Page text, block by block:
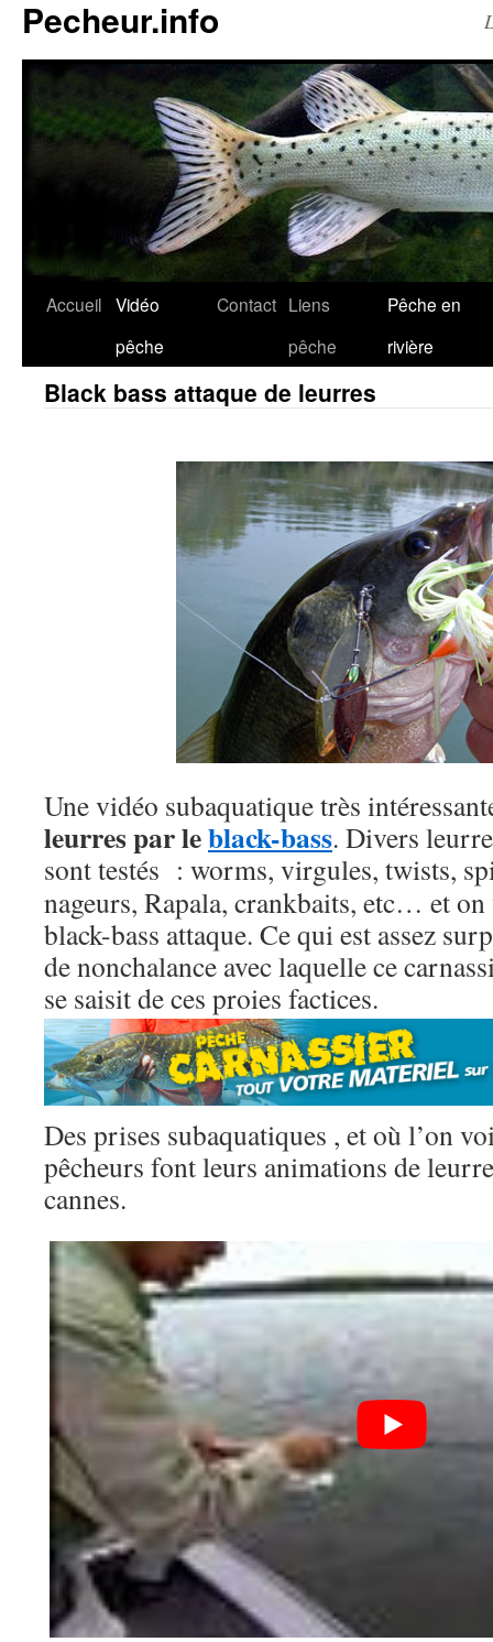
Pecheur.info
Accueil Vidéo
pêche
Contact Liens
pêche
Pêche en
rivière
Black bass attaque de leurres
Une vidéo subaquatique très
leurres par leblack-bass. Divers
sont testés : worms, virgules, twists,
nageurs, Rapala, crankbaits, etc… et
black-bass attaque. Ce qui est assez
de nonchalance avec laquelle ce
se saisit de ces proies factices.
Des prises subaquatiques , et où l’on
pêcheurs font leurs animations de
cannes.